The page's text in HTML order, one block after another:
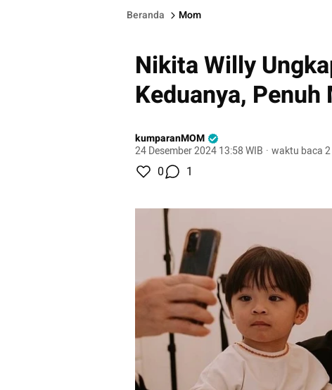
Beranda Mom
Nikita Willy
Keduanya, Penuh
kumparanMOM
24 Desember 2024 13:58 WIB · waktu baca
0 1